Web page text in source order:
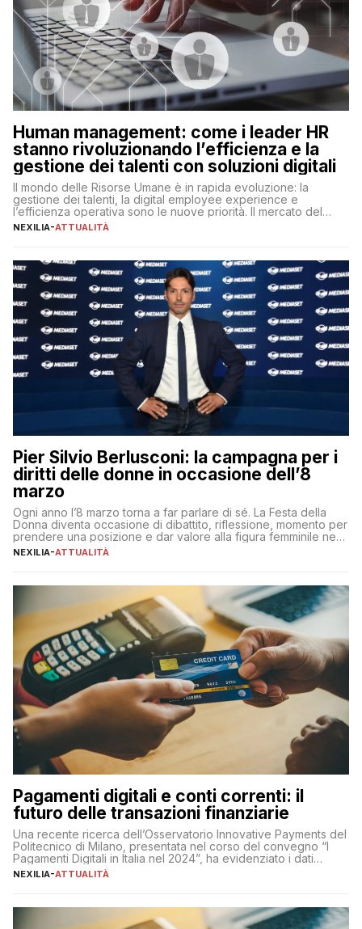
Human management: come i leader HR
stanno rivoluzionando l’efficienza e la
gestione dei talenti con soluzioni digitali
Il mondo delle Risorse Umane è in rapida evoluzione: la
gestione dei talenti, la digital employee experience e
l’efficienza operativa sono le nuove priorità. Il mercato del
lavoro, d’altra parte, è sempre più competitivo con una lotta
NEXILIA-ATTUALITÀ
Pier Silvio Berlusconi: la campagna per i
diritti delle donne in occasione dell’8
marzo
Ogni anno l’8 marzo torna a far parlare di sé. La Festa della
Donna diventa occasione di dibattito, riflessione, momento per
prendere una posizione e dar valore alla figura femminile nella
sua complessità e crucialità. A lanciare un messaggio “forte e
NEXILIA-ATTUALITÀ
Pagamenti digitali e conti correnti: il
futuro delle transazioni finanziarie
Una recente ricerca dell’Osservatorio Innovative Payments del
Politecnico di Milano, presentata nel corso del convegno “I
Pagamenti Digitali in Italia nel 2024”, ha evidenziato i dati
definitivi del primo semestre 2024 relativamente alle
NEXILIA-ATTUALITÀ